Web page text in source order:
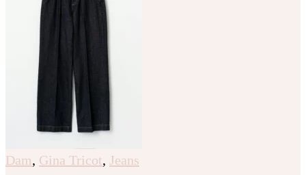
Dam, Gina Tricot, Jeans